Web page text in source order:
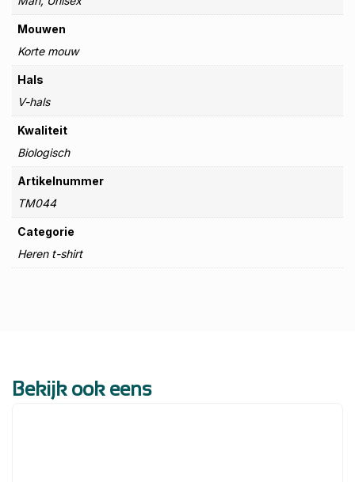
Mouwen
Korte mouw
Hals
V-hals
Kwaliteit
Biologisch
Artikelnummer
TM044
Categorie
Heren t-shirt
Bekijk ook eens